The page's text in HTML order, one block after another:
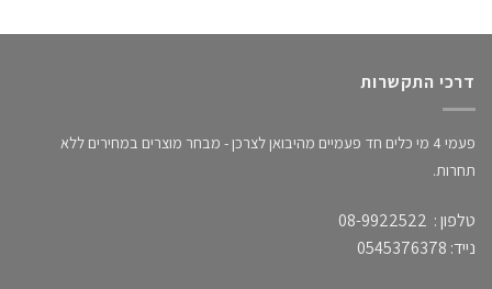
דרכי התקשרות
פעמי 4 מי כלים חד פעמיים מהיבואן לצרכן - מבחר מוצרים במחירים ללא
תחרות.
טלפון : 08-9922522
נייד: 0545376378